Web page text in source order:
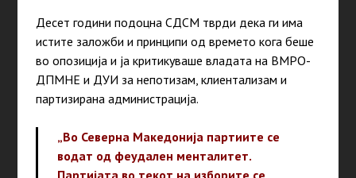
Десет години подоцна СДСМ тврди дека ги има
истите заложби и принципи од времето кога беше
во опозиција и ја критикуваше владата на ВМРО-
ДПМНЕ и ДУИ за непотизам, клиентализам и
партизирана администрација.
„Во Северна Македонија партиите се
водат од феудален менталитет.